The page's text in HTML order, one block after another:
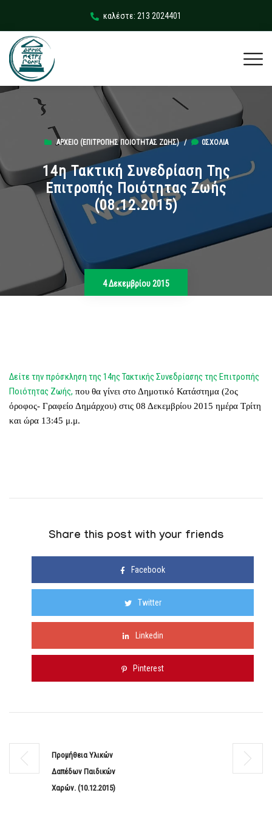
καλέστε: 213 2024401
ΑΡΧΕΊΟ (ΕΠΙΤΡΟΠΉΣ ΠΟΙΌΤΗΤΑΣ ΖΩΉΣ)/ 0ΣΧΌΛΙΑ
14η Τακτική Συνεδρίαση Της
Επιτροπής Ποιότητας Ζωής
(08.12.2015)
4 Δεκεμβρίου 2015
Δείτε την πρόσκληση της 14ης Τακτικής Συνεδρίασης της Επιτροπής
Ποιότητας Ζωής, που θα γίνει στο Δημοτικό Κατάστημα (2ος
όροφος- Γραφείο Δημάρχου) στις 08 Δεκεμβρίου 2015 ημέρα Τρίτη
και ώρα 13:45 μ.μ.
Share this post with your friends
Facebook
Twitter
Linkedin
Pinterest
Προμήθεια Υλικών
Δαπέδων Παιδικών
Χαρών. (10.12.2015)